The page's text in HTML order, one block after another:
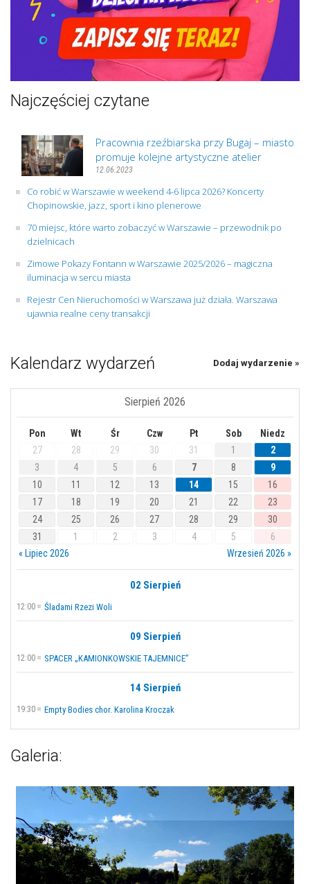
Najczęściej czytane
Pracownia rzeźbiarska przy Bugaj – miasto
promuje kolejne artystyczne atelier
12.06.2023
Co robić w Warszawie w weekend 4-6 lipca 2026? Koncerty
Chopinowskie, jazz, sport i kino plenerowe
70 miejsc, które warto zobaczyć w Warszawie – przewodnik po
dzielnicach
Zimowe Pokazy Fontann w Warszawie 2025/2026 – magiczna
iluminacja w sercu miasta
Rejestr Cen Nieruchomości w Warszawa już działa. Warszawa
ujawnia realne ceny transakcji
Kalendarz wydarzeń Dodaj wydarzenie »
Sierpień 2026
Pon Wt Śr Czw Pt Sob
Niedz
27
28 29 30 31 1
2
3
4 5 6 7 8
9
10
11 12 13 14 15
16
17
18 19 20 21 22
23
24
25 26 27 28 29
30
31
1 2 3 4 5
6
« Lipiec 2026
Wrzesień 2026 »
02 Sierpień
12:00 Śladami Rzezi Woli
09 Sierpień
12:00 SPACER „KAMIONKOWSKIE TAJEMNICE”
14 Sierpień
19:30 Empty Bodies chor. Karolina Kroczak
Galeria: